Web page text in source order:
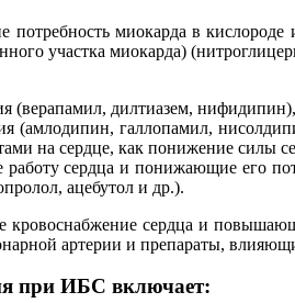
миокарда в
участка миокарда)
(верапамил, дилтиазем, нифидипин),
(амлодипин, галлопамил,
на сердце, как пониже­ние силы
сердца и понижающие его
ацебутол и др.).
сердца и
артерии и препараты,
при ИБС включает: